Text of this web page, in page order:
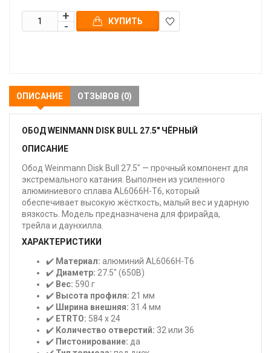
КУПИТЬ
ОПИСАНИЕ ОТЗЫВОВ (0)
ОБОД WEINMANN DISK BULL 27.5" ЧЁРНЫЙ
ОПИСАНИЕ
Обод Weinmann Disk Bull 27.5" — прочный компонент для
экстремального катания. Выполнен из усиленного
алюминиевого сплава AL6066H-T6, который
обеспечивает высокую жёсткость, малый вес и ударную
вязкость. Модель предназначена для фрирайда,
трейла и даунхилла.
ХАРАКТЕРИСТИКИ
✔️ Материал: алюминий AL6066H-T6
✔️ Диаметр: 27.5" (650B)
✔️ Вес: 590 г
✔️ Высота профиля: 21 мм
✔️ Ширина внешняя: 31.4 мм
✔️ ETRTO: 584 x 24
✔️ Количество отверстий: 32 или 36
✔️ Пистонирование: да